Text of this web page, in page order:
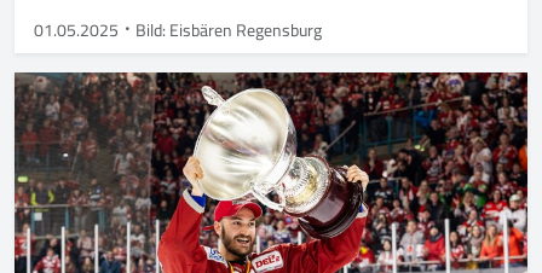
01.05.2025 Bild: Eisbären Regensburg